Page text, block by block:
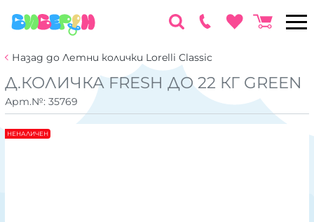
Назад до Летни колички Lorelli Classic
Д.КОЛИЧКА FRESH ДО 22 КГ GREEN
Арт.№: 35769
НЕНАЛИЧЕН